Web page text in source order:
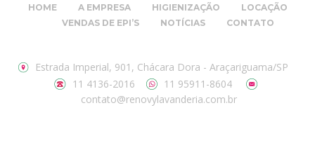
HOME A EMPRESA HIGIENIZAÇÃO
LOCAÇÃO
VENDAS DE EPI’S
NOTÍCIAS CONTATO
Estrada Imperial, 901, Chácara Dora - Araçariguama/SP
11 4136-2016
11 95911-8604
contato@renovylavanderia.com.br